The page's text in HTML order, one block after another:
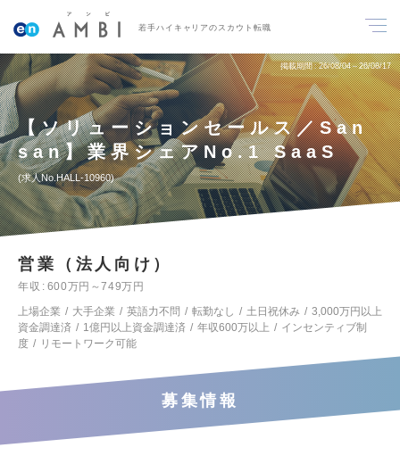
若手ハイキャリアのスカウト転職
掲載期間 26/08/04～26/08/17
【ソリューションセールス／San
san】業界シェアNo.1 SaaS
求人No.HALL-10960
営業（法人向け）
年収
600万円～749万円
上場企業
大手企業 英語力不問 転勤なし 土日祝休み
3,000万円以上
資金調達済
1億円以上資金調達済 年収600万以上
インセンティブ制
度
リモートワーク可能
募集情報